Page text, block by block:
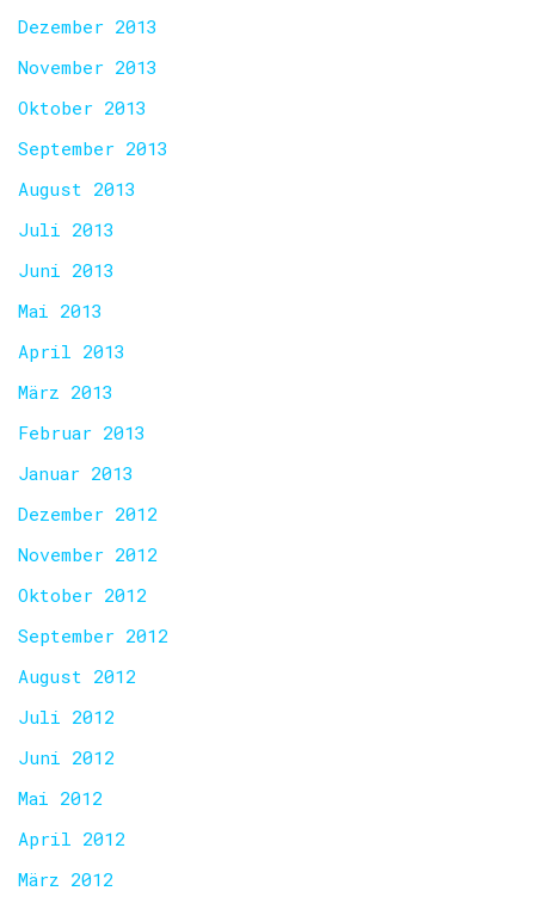
Dezember 2013
November 2013
Oktober 2013
September 2013
August 2013
Juli 2013
Juni 2013
Mai 2013
April 2013
März 2013
Februar 2013
Januar 2013
Dezember 2012
November 2012
Oktober 2012
September 2012
August 2012
Juli 2012
Juni 2012
Mai 2012
April 2012
März 2012